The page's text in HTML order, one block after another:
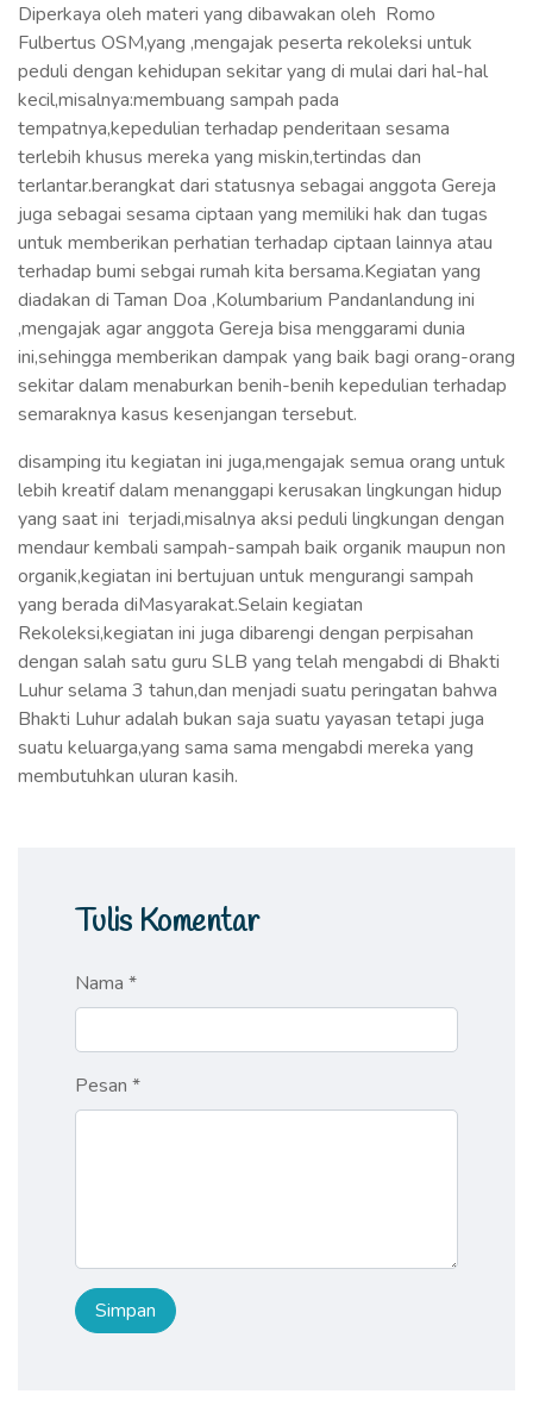
Diperkaya oleh materi yang dibawakan oleh Romo
Fulbertus OSM,yang ,mengajak peserta rekoleksi untuk
peduli dengan kehidupan sekitar yang di mulai dari hal-hal
kecil,misalnya:membuang sampah pada
tempatnya,kepedulian terhadap penderitaan sesama
terlebih khusus mereka yang miskin,tertindas dan
terlantar.berangkat dari statusnya sebagai anggota Gereja
juga sebagai sesama ciptaan yang memiliki hak dan tugas
untuk memberikan perhatian terhadap ciptaan lainnya atau
terhadap bumi sebgai rumah kita bersama.Kegiatan yang
diadakan di Taman Doa ,Kolumbarium Pandanlandung ini
,mengajak agar anggota Gereja bisa menggarami dunia
ini,sehingga memberikan dampak yang baik bagi orang-orang
sekitar dalam menaburkan benih-benih kepedulian terhadap
semaraknya kasus kesenjangan tersebut.
disamping itu kegiatan ini juga,mengajak semua orang untuk
lebih kreatif dalam menanggapi kerusakan lingkungan hidup
yang saat ini terjadi,misalnya aksi peduli lingkungan dengan
mendaur kembali sampah-sampah baik organik maupun non
organik,kegiatan ini bertujuan untuk mengurangi sampah
yang berada diMasyarakat.Selain kegiatan
Rekoleksi,kegiatan ini juga dibarengi dengan perpisahan
dengan salah satu guru SLB yang telah mengabdi di Bhakti
Luhur selama 3 tahun,dan menjadi suatu peringatan bahwa
Bhakti Luhur adalah bukan saja suatu yayasan tetapi juga
suatu keluarga,yang sama sama mengabdi mereka yang
membutuhkan uluran kasih.
Tulis Komentar
Nama *
Pesan *